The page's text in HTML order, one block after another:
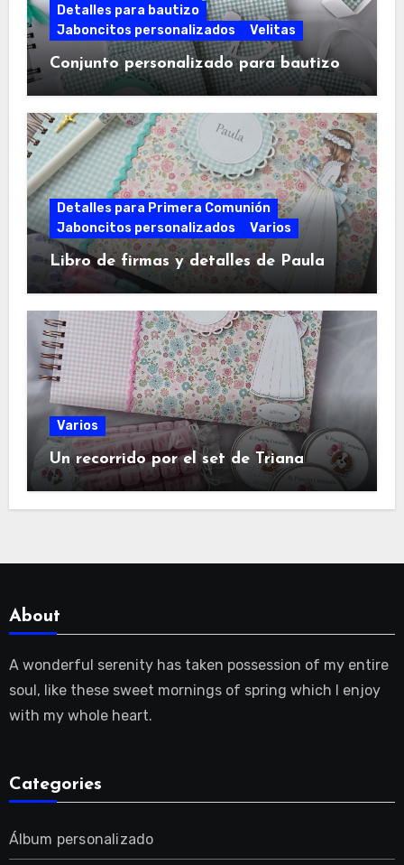
Detalles para bautizo
Jaboncitos personalizados
Velitas
Conjunto personalizado para bautizo
Detalles para Primera Comunión
Jaboncitos personalizados
Varios
Libro de firmas y detalles de Paula
Varios
Un recorrido por el set de Triana
About
A wonderful serenity has taken possession of my entire
soul, like these sweet mornings of spring which I enjoy
with my whole heart.
Categories
Álbum personalizado